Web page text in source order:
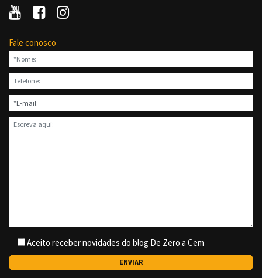
Fale conosco
Aceito receber novidades do blog De Zero a Cem